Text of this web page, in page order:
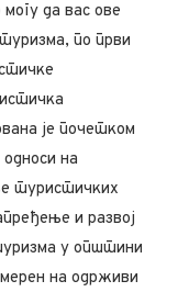
да вас ове
по први
је почетком
на
туристичких
и развој
у општини
на одрживи